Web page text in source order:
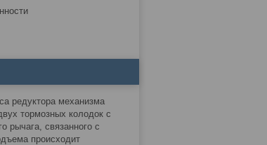
редуктора механизма
тормозных колодок с
рычага, связанного с
происходит